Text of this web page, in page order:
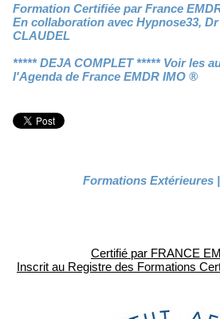
Formation Certifiée par France
En collaboration avec Hypnose33,
CLAUDEL
***** DEJA COMPLET ***** Voir les
l'Agenda de France EMDR IMO ®
Formations Extérieures |
Certifié par FRANCE
Inscrit au Registre des Formations